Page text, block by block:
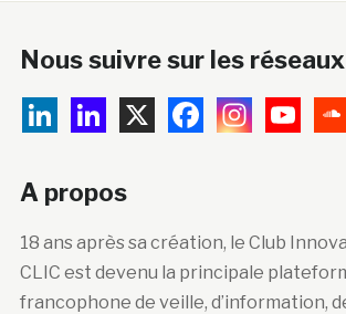
Nous suivre sur les
A propos
18 ans après sa création, le Club
CLIC est devenu la principale
francophone de veille, d’information,